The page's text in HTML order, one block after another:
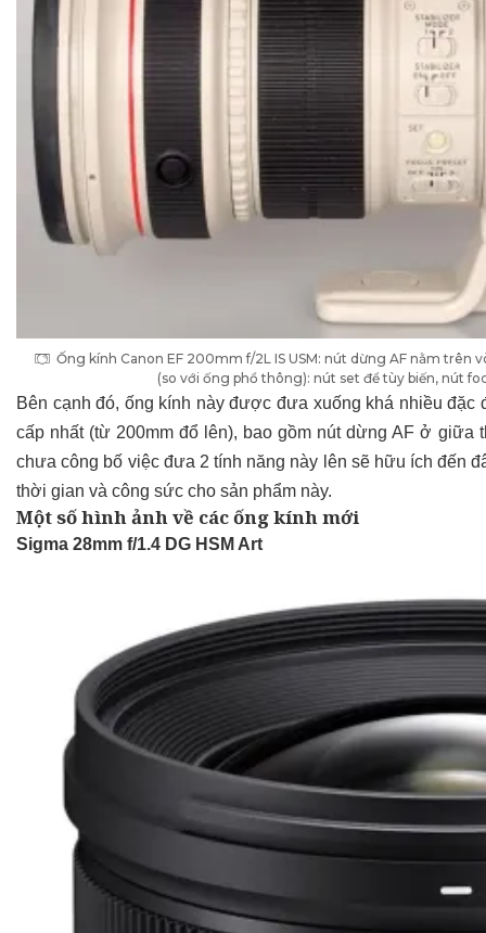
Ống kính Canon EF 200mm f/2L IS USM: nút dừng AF nằm
(so với ống phổ thông): nút set để tùy biến, nút
Bên cạnh đó, ống kính này được đưa xuống khá nhiều đặc
cấp nhất (từ 200mm đổ lên), bao gồm nút dừng AF ở giữa
chưa công bố việc đưa 2 tính năng này lên sẽ hữu ích đến
thời gian và công sức cho sản phẩm này.
Một số hình ảnh về các ống kính mới
Sigma 28mm f/1.4 DG HSM Art